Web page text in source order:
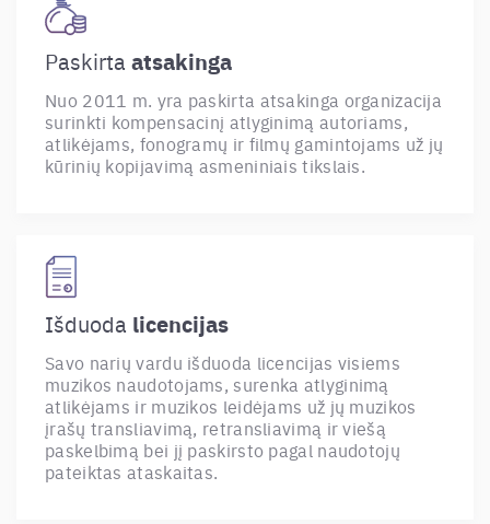
Paskirta atsakinga
Nuo 2011 m. yra paskirta atsakinga organizacija
surinkti kompensacinį atlyginimą autoriams,
atlikėjams, fonogramų ir filmų gamintojams už jų
kūrinių kopijavimą asmeniniais tikslais.
Išduoda licencijas
Savo narių vardu išduoda licencijas visiems
muzikos naudotojams, surenka atlyginimą
atlikėjams ir muzikos leidėjams už jų muzikos
įrašų transliavimą, retransliavimą ir viešą
paskelbimą bei jį paskirsto pagal naudotojų
pateiktas ataskaitas.